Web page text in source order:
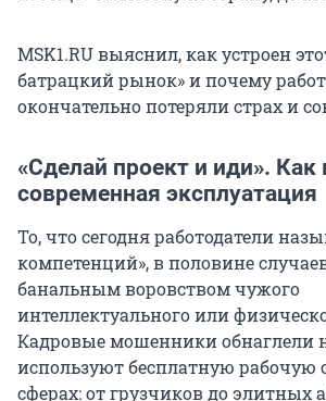
MSK1.RU выяснил, как устроен
батрацкий рынок» и почему
окончательно потеряли страх и
«Сделай проект и иди».
современная эксплуатация
То, что сегодня работодатели
компетенций», в половине
банальным воровством чужого
интеллектуального или
Кадровые мошенники обнаглели
используют бесплатную рабочую
сферах: от грузчиков до элитных